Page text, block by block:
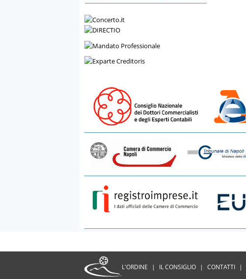
L'ORDINE | IL CONSIGLIO | CONTATTI |